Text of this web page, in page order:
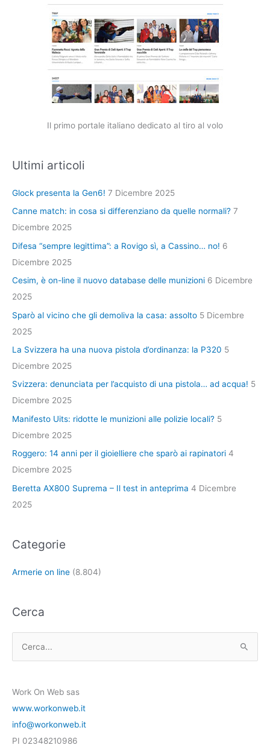
Il primo portale italiano dedicato al tiro al volo
Ultimi articoli
Glock presenta la Gen6! 7 Dicembre 2025
Canne match: in cosa si differenziano da quelle normali? 7
Dicembre 2025
Difesa “sempre legittima”: a Rovigo sì, a Cassino… no! 6
Dicembre 2025
Cesim, è on-line il nuovo database delle munizioni 6 Dicembre
2025
Sparò al vicino che gli demoliva la casa: assolto 5 Dicembre
2025
La Svizzera ha una nuova pistola d’ordinanza: la P320 5
Dicembre 2025
Svizzera: denunciata per l’acquisto di una pistola… ad acqua! 5
Dicembre 2025
Manifesto Uits: ridotte le munizioni alle polizie locali? 5
Dicembre 2025
Roggero: 14 anni per il gioielliere che sparò ai rapinatori 4
Dicembre 2025
Beretta AX800 Suprema – Il test in anteprima 4 Dicembre
2025
Categorie
Armerie on line (8.804)
Cerca
c
a
:
Work On Web sas
www.workonweb.it
info@workonweb.it
PI 02348210986